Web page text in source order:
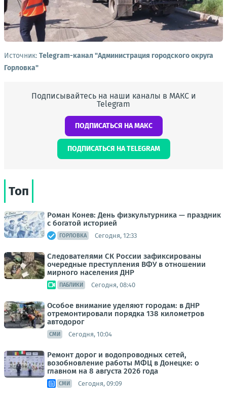
Источник: Telegram-канал "Администрация городского округа
Горловка"
Подписывайтесь на наши каналы в МАКС и
Telegram
ПОДПИСАТЬСЯ НА МАКС
ПОДПИСАТЬСЯ НА TELEGRAM
Топ
Роман Конев: День физкультурника — праздник
с богатой историей
ГОРЛОВКА Сегодня, 12:33
Следователями СК России зафиксированы
очередные преступления ВФУ в отношении
мирного населения ДНР
ПАБЛИКИ Сегодня, 08:40
Особое внимание уделяют городам: в ДНР
отремонтировали порядка 138 километров
автодорог
СМИ Сегодня, 10:04
Ремонт дорог и водопроводных сетей,
возобновление работы МФЦ в Донецке: о
главном на 8 августа 2026 года
СМИ Сегодня, 09:09